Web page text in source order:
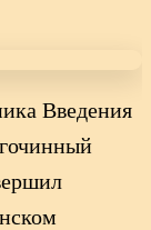
Введения